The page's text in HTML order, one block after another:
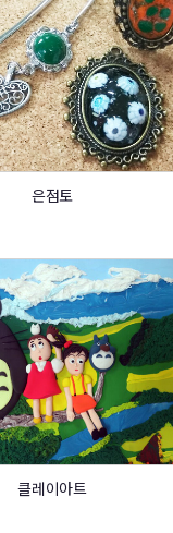
은점토
클레이아트